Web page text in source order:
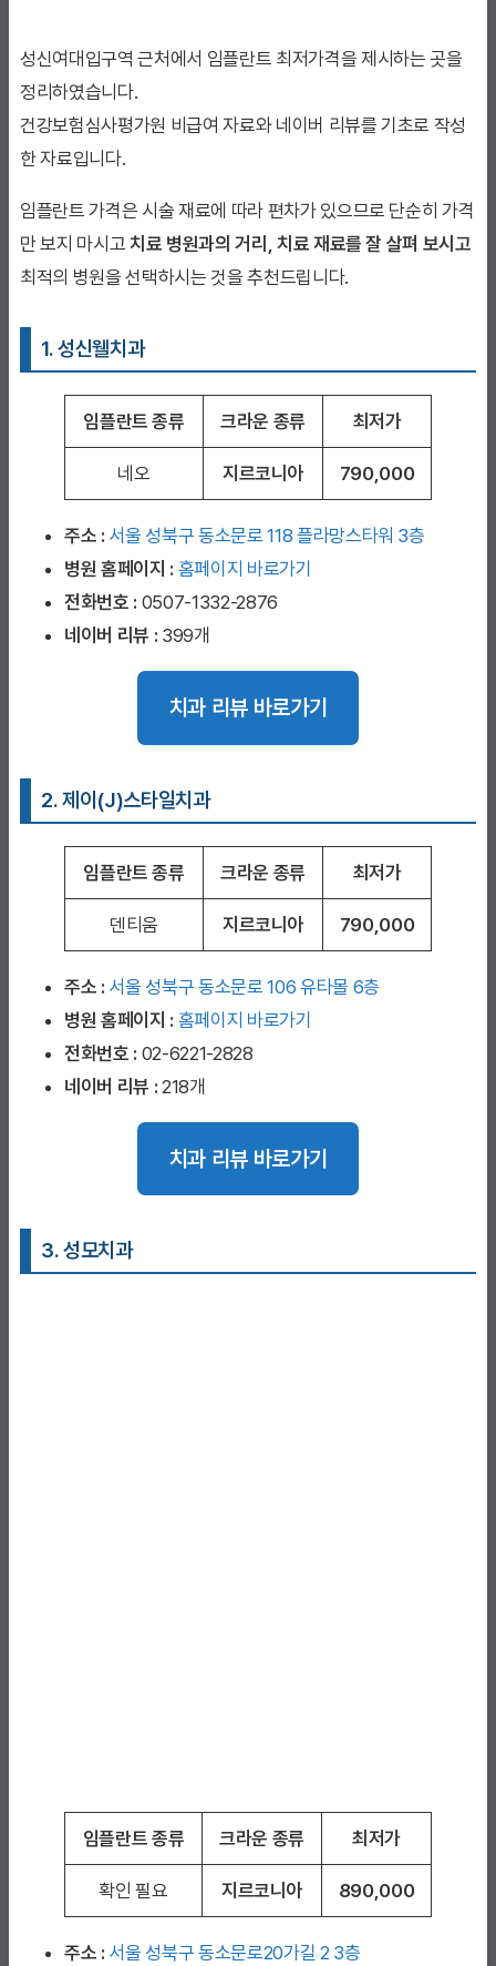
성신여대입구역 근처에서 임플란트 최저가격을 제시하는 곳을
정리하였습니다.
건강보험심사평가원 비급여 자료와 네이버 리뷰를 기초로 작성
한 자료입니다.
임플란트 가격은 시술 재료에 따라 편차가 있으므로 단순히 가격
만 보지 마시고 치료 병원과의 거리, 치료 재료를 잘 살펴 보시고
최적의 병원을 선택하시는 것을 추천드립니다.
1. 성신웰치과
임플란트 종류 크라운 종류 최저가
네오 지르코니아 790,000
주소 : 서울 성북구 동소문로 118 플라망스타워 3층
병원 홈페이지 : 홈페이지 바로가기
전화번호 : 0507-1332-2876
네이버 리뷰 : 399개
치과 리뷰 바로가기
2. 제이(J)스타일치과
임플란트 종류 크라운 종류 최저가
덴티움 지르코니아 790,000
주소 : 서울 성북구 동소문로 106 유타몰 6층
병원 홈페이지 : 홈페이지 바로가기
전화번호 : 02-6221-2828
네이버 리뷰 : 218개
치과 리뷰 바로가기
3. 성모치과
임플란트 종류 크라운 종류 최저가
확인 필요 지르코니아 890,000
주소 : 서울 성북구 동소문로20가길 2 3층